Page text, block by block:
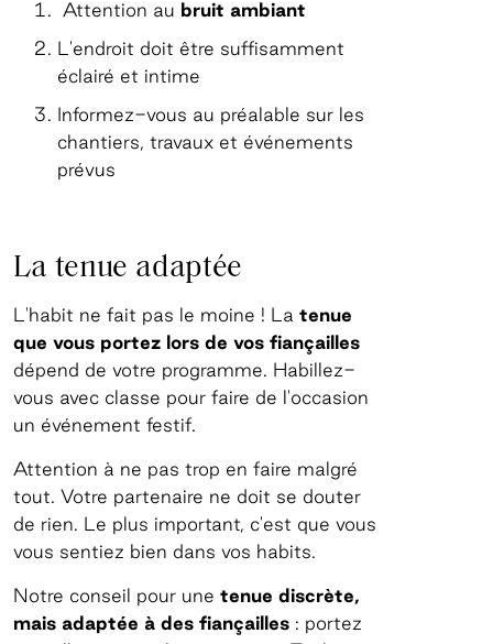
Attention au bruit ambiant
L'endroit doit être suffisamment
éclairé et intime
Informez-vous au préalable sur les
chantiers, travaux et événements
prévus
La tenue adaptée
L'habit ne fait pas le moine ! La tenue
que vous portez lors de vos fiançailles
dépend de votre programme. Habillez-
vous avec classe pour faire de l'occasion
un événement festif.
Attention à ne pas trop en faire malgré
tout. Votre partenaire ne doit se douter
de rien. Le plus important, c'est que vous
vous sentiez bien dans vos habits.
Notre conseil pour une tenue discrète,
mais adaptée à des fiançailles : portez